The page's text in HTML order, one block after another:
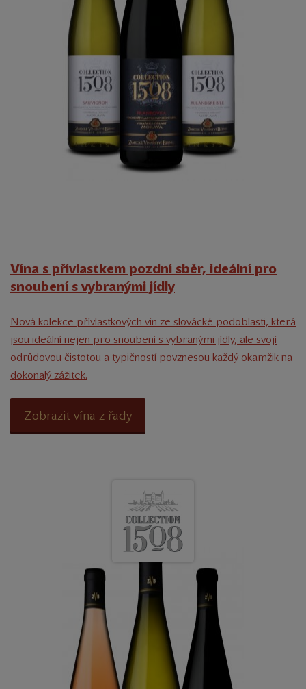
Vína s přívlastkem pozdní sběr, ideální pro
snoubení s vybranými jídly
Nová kolekce přívlastkových vín ze slovácké podoblasti, která
jsou ideální nejen pro snoubení s vybranými jídly, ale svojí
odrůdovou čistotou a typičností povznesou každý okamžik na
dokonalý zážitek.
Zobrazit vína z řady